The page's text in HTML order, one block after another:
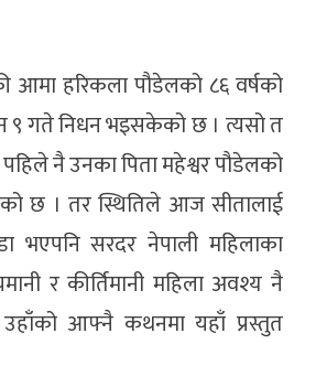
आमा हरिकला पौडेलको ८६ वर्षको
९ गते निधन भइसकेको छ । त्यसो त
पहिले नै उनका पिता महेश्वर पौडेलको
छ । तर स्थितिले आज सीतालाई
भएपनि सरदर नेपाली महिलाका
र कीर्तिमानी महिला अवश्य नै
आफ्नै कथनमा यहाँ प्रस्तुत